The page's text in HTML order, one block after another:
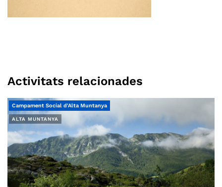
Activitats relacionades
ALTA MUNTANYA
Campament Social d'Alta Muntanya